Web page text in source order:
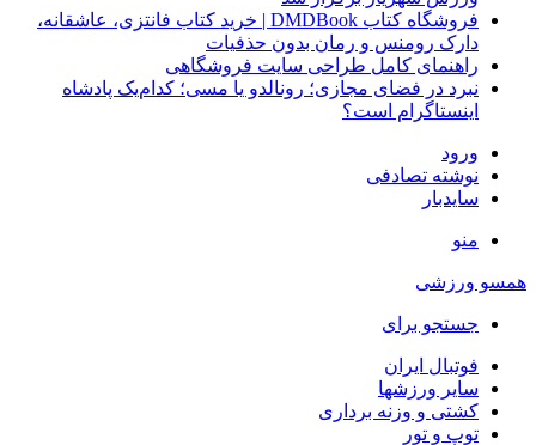
فروشگاه کتاب DMDBook | خرید کتاب فانتزی، عاشقانه،
دارک رومنس و رمان بدون حذفیات
راهنمای کامل طراحی سایت فروشگاهی
نبرد در فضای مجازی؛ رونالدو یا مسی؛ کدام‌یک پادشاه
اینستاگرام است؟
ورود
نوشته تصادفی
سایدبار
منو
همسو ورزشی
جستجو برای
فوتبال ایران
سایر ورزشها
کشتی و وزنه برداری
توپ و تور